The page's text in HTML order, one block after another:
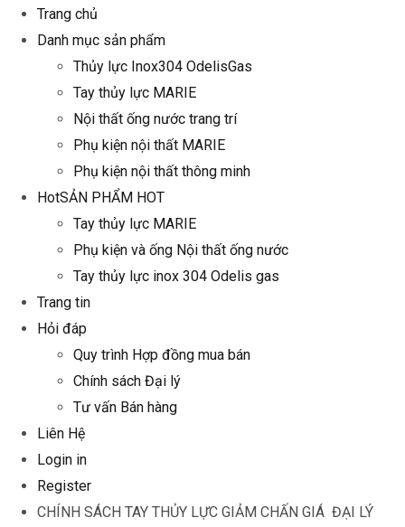
Trang chủ
Danh mục sản phẩm
Thủy lực Inox304 OdelisGas
Tay thủy lực MARIE
Nội thất ống nước trang trí
Phụ kiện nội thất MARIE
Phụ kiện nội thất thông minh
HotSẢN PHẨM HOT
Tay thủy lực MARIE
Phụ kiện và ống Nội thất ống nước
Tay thủy lực inox 304 Odelis gas
Trang tin
Hỏi đáp
Quy trình Hợp đồng mua bán
Chính sách Đại lý
Tư vấn Bán hàng
Liên Hệ
Login in
Register
CHÍNH SÁCH TAY THỦY LỰC GIẢM CHẤN GIÁ ĐẠI LÝ